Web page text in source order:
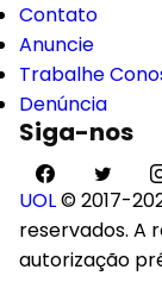
Contato
Anuncie
Trabalhe
Denúncia
Siga-nos
UOL© 2017-
reservados. A
autorização